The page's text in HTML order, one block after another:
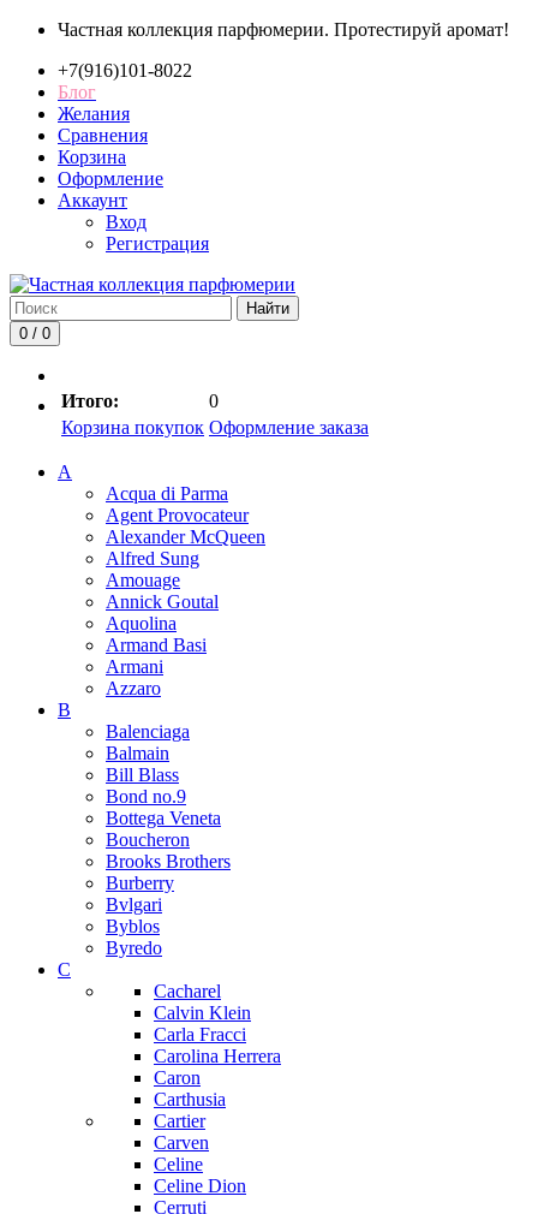
Частная коллекция парфюмерии. Протестируй аромат!
+7(916)101-8022
Блог
Желания
Сравнения
Корзина
Оформление
Аккаунт
Вход
Регистрация
Найти
0 / 0
Итого:
0
Корзина покупок Оформление заказа
A
Acqua di Parma
Agent Provocateur
Alexander McQueen
Alfred Sung
Amouage
Annick Goutal
Aquolina
Armand Basi
Armani
Azzaro
B
Balenciaga
Balmain
Bill Blass
Bond no.9
Bottega Veneta
Boucheron
Brooks Brothers
Burberry
Bvlgari
Byblos
Byredo
C
Cacharel
Calvin Klein
Carla Fracci
Carolina Herrera
Caron
Carthusia
Cartier
Carven
Celine
Celine Dion
Cerruti